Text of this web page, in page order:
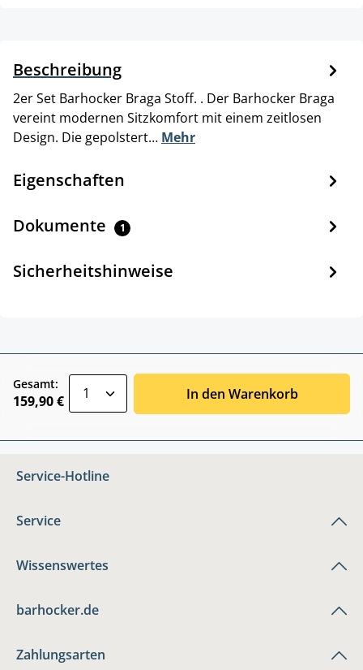
Beschreibung
2er Set Barhocker Braga Stoff. . Der Barhocker Braga
vereint modernen Sitzkomfort mit einem zeitlosen
Design. Die gepolstert… Mehr
Eigenschaften
Dokumente 1
Sicherheitshinweise
Gesamt:
159,90 € In den Warenkorb
Service-Hotline
Service
Wissenswertes
barhocker.de
Zahlungsarten